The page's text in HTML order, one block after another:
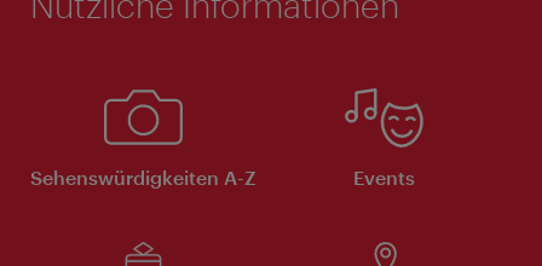
Sehenswürdigkeiten A-Z Events